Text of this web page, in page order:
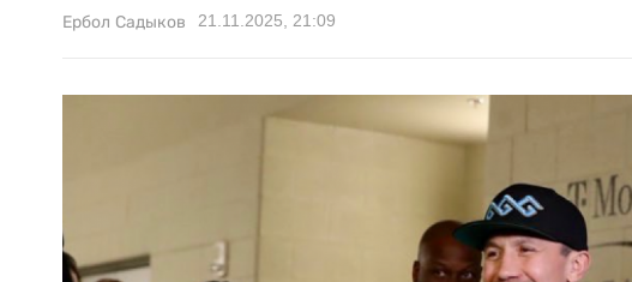
Ербол Садыков 21.11.2025, 21:09